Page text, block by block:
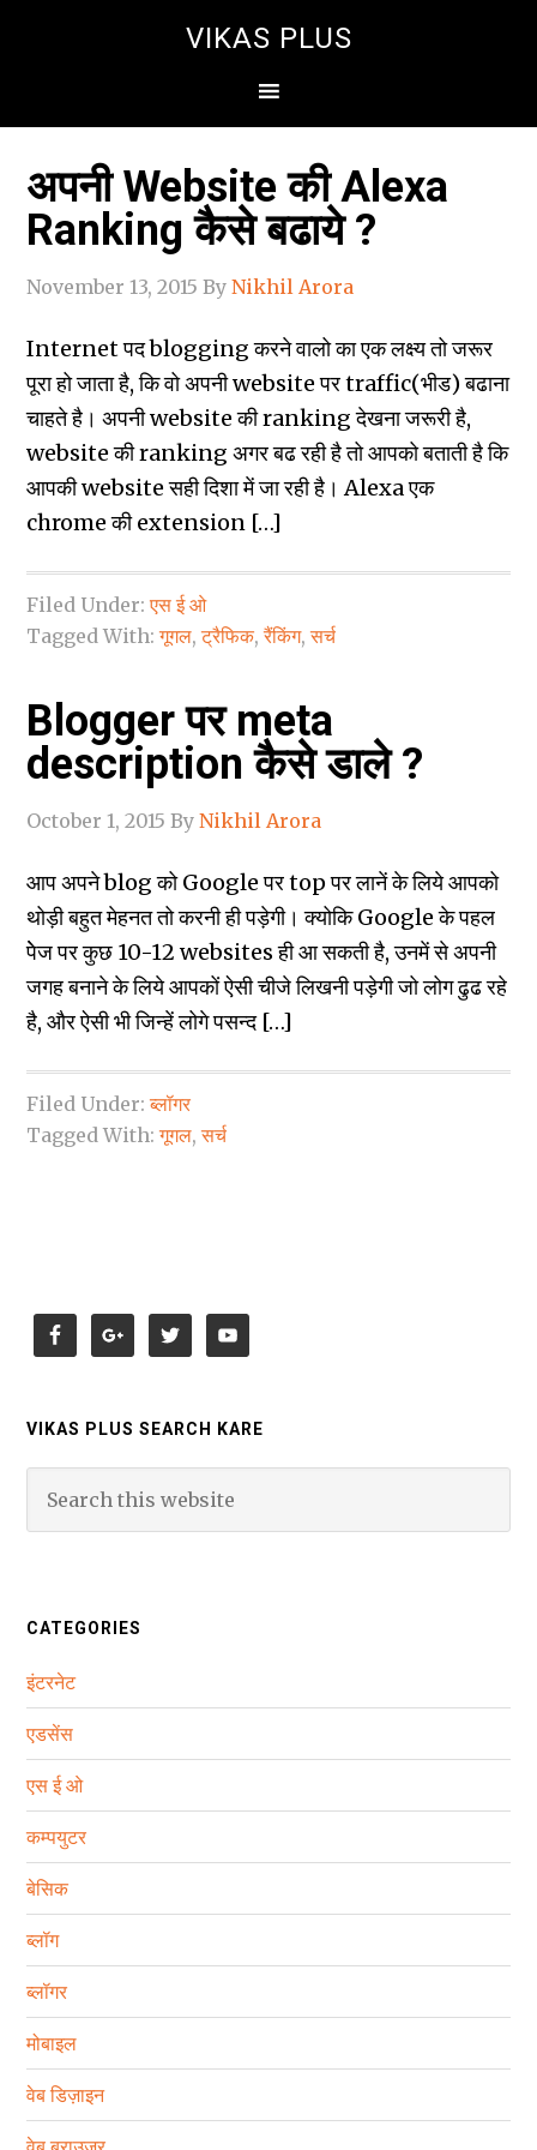
VIKAS PLUS
अपनी Website की Alexa
Ranking कैसे बढाये ?
November 13, 2015 ByNikhil Arora
Internet पद blogging करने वालो का एक लक्ष्‍य तो जरूर
पूरा हो जाता है, कि वो अपनी website पर traffic(भीड) बढाना
चाहते है। अपनी website की ranking देखना जरूरी है,
website की ranking अगर बढ रही है तो आपको बताती है कि
आपकी website सही दिशा में जा रही है। Alexa एक
chrome की extension […]
Filed Under:एस ई ओ
Tagged With:गूगल,ट्रैफिक,रैंकिंग,सर्च
Blogger पर meta
description कैसे डाले ?
October 1, 2015 ByNikhil Arora
आप अपने blog को Google पर top पर लानें के लिये आपको
थोड़ी बहुत मेहनत तो करनी ही पड़ेगी। क्‍योकि Google के पहल
पेेज पर कुछ 10-12 websites ही आ सकती है, उनमें से अपनी
जगह बनाने के लिये आपकों ऐसी चीजे लिखनी पड़ेगी जो लोग ढुढ रहे
है, और ऐसी भी जिन्‍हें लोगे पसन्‍द […]
Filed Under:ब्लॉगर
Tagged With:गूगल,सर्च
VIKAS PLUS SEARCH KARE
CATEGORIES
इंटरनेट
एडसेंस
एस ई ओ
कम्‍पयुटर
बेसिक
ब्‍लॉग
ब्लॉगर
मोबाइल
वेब डिज़ाइन